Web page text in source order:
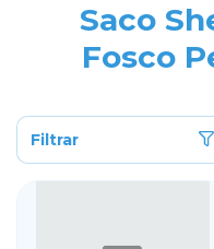
Saco
Fosco
Filtrar